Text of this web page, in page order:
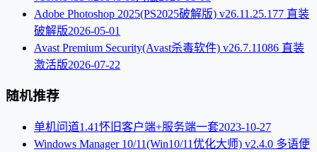
Adobe Photoshop 2025(PS2025破解版) v26.11.25.177 直装
破解版2026-05-01
Avast Premium Security(Avast杀毒软件) v26.7.11086 直装
激活版2026-07-22
随机推荐
单机问道1.41怀旧客户端+服务端一套2023-10-27
Windows Manager 10/11(Win10/11优化大师) v2.4.0 多语便